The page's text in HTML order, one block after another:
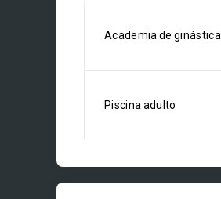
Academia de ginástica
Piscina adulto